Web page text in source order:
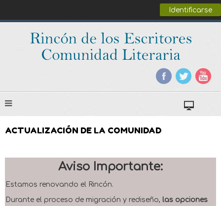
Identificarse
ACTUALIZACIÓN DE LA COMUNIDAD
Aviso Importante:
Estamos renovando el Rincón.
Durante el proceso de migración y rediseño, las opciones